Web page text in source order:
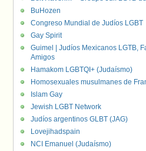
BuHozen
Congreso Mundial de Judíos LGBT
Gay Spirit
Guimel | Judíos Mexicanos LGTB,
Amigos
Hamakom LGBTQI+ (Judaísmo)
Homosexuales musulmanes de
Islam Gay
Jewish LGBT Network
Judíos argentinos GLBT (JAG)
Lovejihadspain
NCI Emanuel (Judaísmo)